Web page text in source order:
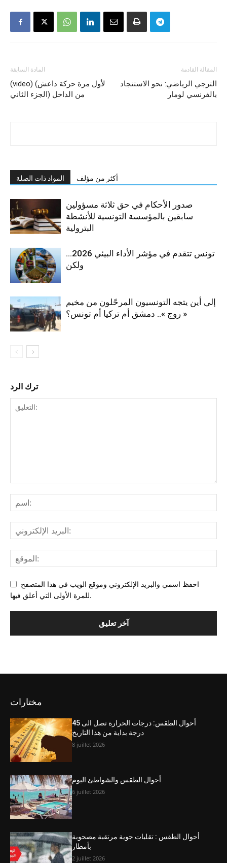
المادة السابقة
(video) (لأول مرة حركة داعش
من الداخل (الجزء الثاني
المقالة القادمة
الترجي الرياضي: نحو الاستنجاد
بالفرنسي لومار
المواد ذات الصلة أكثر من مؤلف
صدور الأحكام في حق ثلاثة مسؤولين
سابقين بالمؤسسة التونسية للأنشطة
البترولية
تونس تتقدم في مؤشر الأداء البيئي 2026…
ولكن
إلى أين يتجه التونسيون المرحّلون من مخيم
« روج ».. دمشق أم تركيا أم تونس؟
ترك الرد
احفظ اسمي والبريد الإلكتروني وموقع الويب في هذا المتصفح
للمرة الأولى التي أعلق فيها.
مختارات
أحوال الطقس: درجات الحرارة تصل الى 45
درجة بداية من هذا التاريخ
8 juillet 2026
أحوال الطقس والشواطئ اليوم
6 juillet 2026
أحوال الطقس : تقلبات جوية مرتقبة مصحوبة
بأمطار
2 juillet 2026